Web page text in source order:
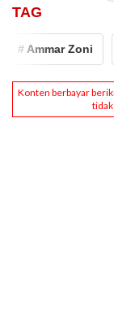
TAG
# Ammar Zoni